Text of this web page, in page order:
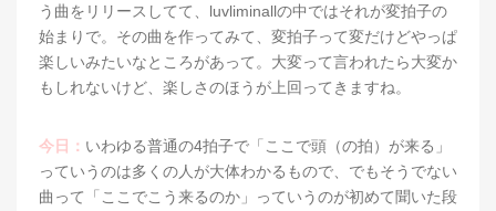
う曲をリリースしてて、luvliminallの中ではそれが変拍子の
始まりで。その曲を作ってみて、変拍子って変だけどやっぱ
楽しいみたいなところがあって。大変って言われたら大変か
もしれないけど、楽しさのほうが上回ってきますね。
今日： いわゆる普通の4拍子で「ここで頭（の拍）が来る」
っていうのは多くの人が大体わかるもので、でもそうでない
曲って「ここでこう来るのか」っていうのが初めて聞いた段